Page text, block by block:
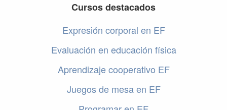
Cursos destacados
Expresión corporal en EF
Evaluación en educación física
Aprendizaje cooperativo EF
Juegos de mesa en EF